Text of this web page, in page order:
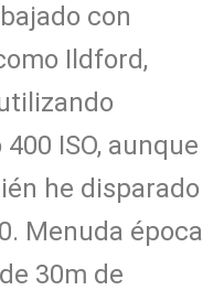
con
Ildford,
ISO, aunque
he disparado
Menuda época
30m de